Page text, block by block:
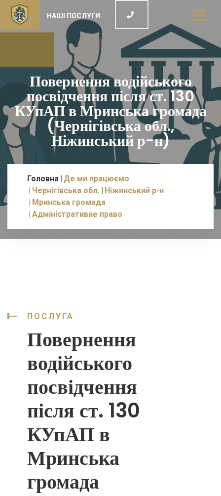
НАШІ ПОСЛУГИ
Повернення водійського
посвідчення після ст. 130
КУпАП в Мринська громада
(Чернігівська обл.,
Ніжинський р-н)
Головна Де ми працюємо
Чернігівська обл.
Ніжинський р-н
Мринська громада
Адміністративне право
ПОСЛУГА
Повернення
водійського
посвідчення
після ст. 130
КУпАП в
Мринська
громада